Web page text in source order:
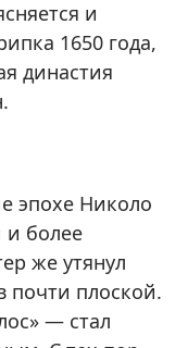
и
1650 года,
династия
эпохе Николо
и более
же утянул
почти плоской.
— стал